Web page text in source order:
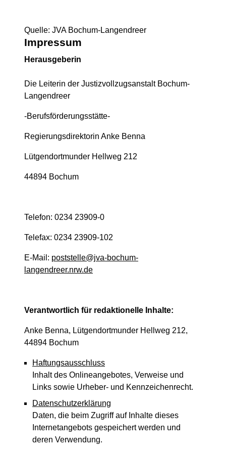
Quelle: JVA Bochum-Langendreer
Impressum
Herausgeberin
Die Leiterin der Justizvollzugsanstalt Bochum-
Langendreer
-Berufsförderungsstätte-
Regierungsdirektorin Anke Benna
Lütgendortmunder Hellweg 212
44894 Bochum
Telefon: 0234 23909-0
Telefax: 0234 23909-102
E-Mail: poststelle@jva-bochum-
langendreer.nrw.de
Verantwortlich für redaktionelle Inhalte:
Anke Benna, Lütgendortmunder Hellweg 212,
44894 Bochum
Haftungsausschluss
Inhalt des Onlineangebotes, Verweise und
Links sowie Urheber- und Kennzeichenrecht.
Datenschutzerklärung
Daten, die beim Zugriff auf Inhalte dieses
Internetangebots gespeichert werden und
deren Verwendung.